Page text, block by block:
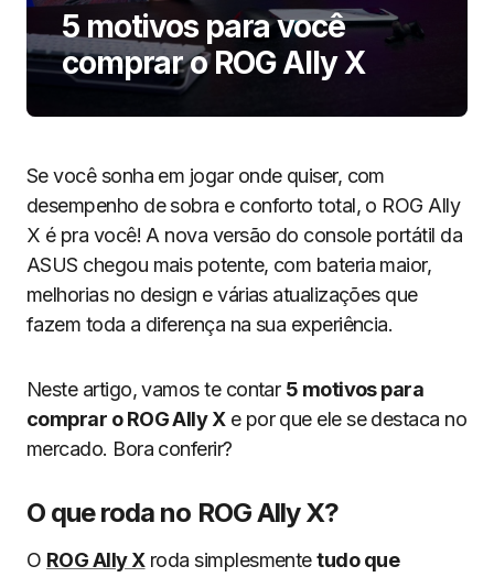
5 motivos para você
comprar o ROG Ally X
Se você sonha em jogar onde quiser, com
desempenho de sobra e conforto total, o ROG Ally
X é pra você! A nova versão do console portátil da
ASUS chegou mais potente, com bateria maior,
melhorias no design e várias atualizações que
fazem toda a diferença na sua experiência.
Neste artigo, vamos te contar 5 motivos para
comprar o ROG Ally Xe por que ele se destaca no
mercado. Bora conferir?
O que roda no ROG Ally X?
O ROG Ally Xroda simplesmentetudo que